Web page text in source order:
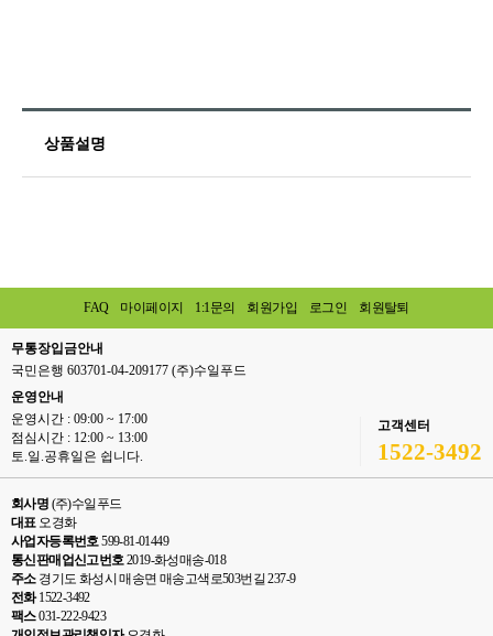
상품설명
FAQ 마이페이지 1:1문의 회원가입 로그인 회원탈퇴
무통장입금안내
국민은행 603701-04-209177 (주)수일푸드
운영안내
운영시간 : 09:00 ~ 17:00
점심시간 : 12:00 ~ 13:00
토.일.공휴일은 쉽니다.
고객센터
1522-3492
회사명 (주)수일푸드
대표오경화
사업자등록번호599-81-01449
통신판매업신고번호2019-화성매송-018
주소경기도 화성시 매송면 매송고색로503번길 237-9
전화1522-3492
팩스031-222-9423